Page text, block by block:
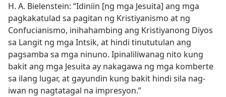
H. A. Bielenstein: “Idiniin [ng mga Jesuita] ang mga
pagkakatulad sa pagitan ng Kristiyanismo at ng
Confucianismo, inihahambing ang Kristiyanong Diyos
sa Langit ng mga Intsik, at hindi tinututulan ang
pagsamba sa mga ninuno. Ipinaliliwanag nito kung
bakit ang mga Jesuita ay nakagawa ng mga komberte
sa ilang lugar, at gayundin kung bakit hindi sila nag-
iwan ng nagtatagal na impresyon.”